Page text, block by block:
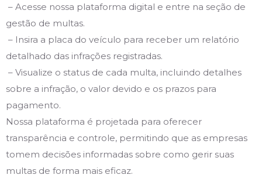
– Acesse nossa plataforma digital e entre na seção de
gestão de multas.
– Insira a placa do veículo para receber um relatório
detalhado das infrações registradas.
– Visualize o status de cada multa, incluindo detalhes
sobre a infração, o valor devido e os prazos para
pagamento.
Nossa plataforma é projetada para oferecer
transparência e controle, permitindo que as empresas
tomem decisões informadas sobre como gerir suas
multas de forma mais eficaz.